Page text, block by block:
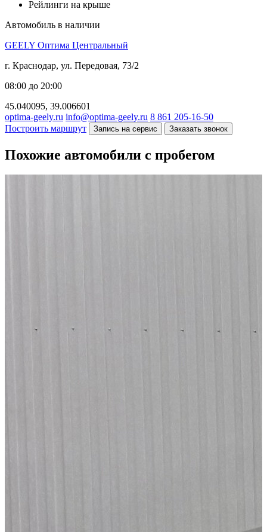
Рейлинги на крыше
Автомобиль в наличии
GEELY Оптима Центральный
г. Краснодар, ул. Передовая, 73/2
08:00 до 20:00
45.040095, 39.006601
optima-geely.ru info@optima-geely.ru 8 861 205-16-50
Построить маршрут
Запись на сервис Заказать звонок
Похожие автомобили с пробегом